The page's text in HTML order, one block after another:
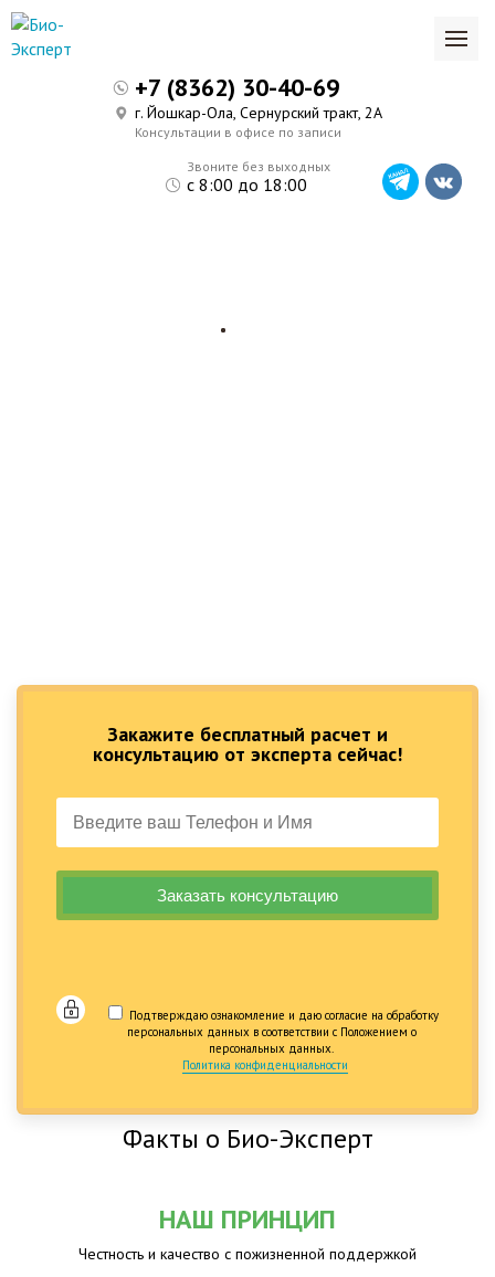
Закажите бесплатный расчет и
консультацию от эксперта сейчас!
Подтверждаю ознакомление и даю согласие на обработку
персональных данных в соответствии с Положением о
персональных данных.
Политика конфиденциальности
Звоните без выходных
с 8:00 до 18:00
+7 (8362) 30-40-69
г. Йошкар-Ола, Сернурский тракт, 2А
Консультации в офисе по записи
Факты о Био-Эксперт
НАШ ПРИНЦИП
Честность и качество с пожизненной поддержкой